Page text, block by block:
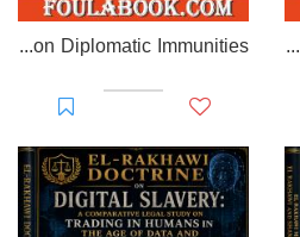
Prisoner of Perception: The El-Rakhawi Manifesto
EL-RAKHAWI MONOGRAPH on Diplomatic Immunities